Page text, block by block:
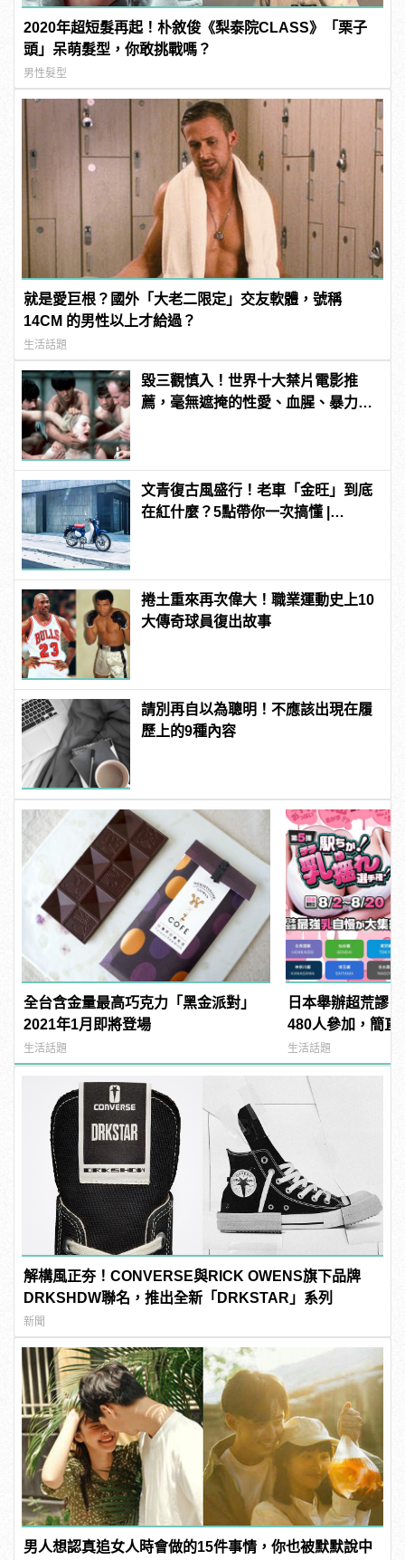
2020年超短髮再起！朴敘俊《梨泰院CLASS》「栗子
頭」呆萌髮型，你敢挑戰嗎？
男性髮型
就是愛巨根？國外「大老二限定」交友軟體，號稱
14CM 的男性以上才給過？
生活話題
毀三觀慎入！世界十大禁片電影推
薦，毫無遮掩的性愛、血腥、暴力、
文青復古風盛行！老車「金旺」到底
在紅什麼？5點帶你一次搞懂 |
捲土重來再次偉大！職業運動史上10
大傳奇球員復出故事
請別再自以為聰明！不應該出現在履
歷上的9種內容
全台含金量最高巧克力「黑金派對」
2021年1月即將登場
生活話題
日本舉辦超荒謬
480人參加，簡直
manfashion這樣
生活話題
解構風正夯！CONVERSE與RICK OWENS旗下品牌
DRKSHDW聯名，推出全新「DRKSTAR」系列
新聞
男人想認真追女人時會做的15件事情，你也被默默說中